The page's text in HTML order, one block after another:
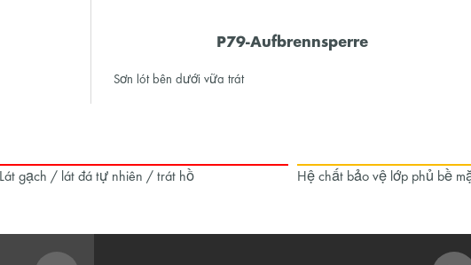
P79-Aufbrennsperre
Sơn lót bên dưới vữa trát
Lát gạch / lát đá tự nhiên / trát hồ Hệ chất bảo vệ lớp phủ bề